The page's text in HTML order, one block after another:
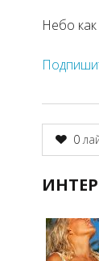
Небо как
0